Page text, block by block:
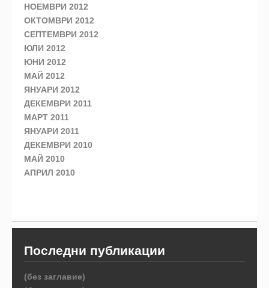
НОЕМВРИ 2012
ОКТОМВРИ 2012
СЕПТЕМВРИ 2012
ЮЛИ 2012
ЮНИ 2012
МАЙ 2012
ЯНУАРИ 2012
ДЕКЕМВРИ 2011
МАРТ 2011
ЯНУАРИ 2011
ДЕКЕМВРИ 2010
МАЙ 2010
АПРИЛ 2010
Последни публикации
(без заглавие)